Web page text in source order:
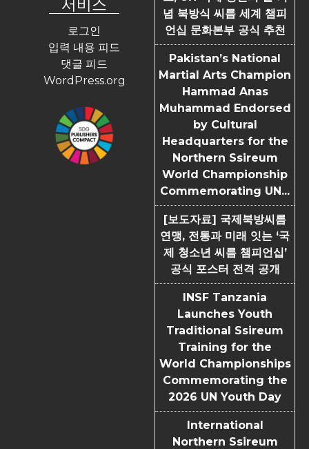
로그인
입력 내용 피드
댓글 피드
WordPress.org
념 북방식 씨름 세계 챔피
언십 문화본부 공식 추천
Pakistan’s National
Martial Arts Champion
Hammad Anas
Muhammad Endorsed
by Cultural
Headquarters for the
Northern Ssireum
World Championship
Commemorating UN...
[보도자료] 국제북방씨름
연맹, 전통과 미래 잇는 ‘국
제 청소년 씨름 챔피언십’
공식 포스터 전격 공개
INSF Tanzania
Launches Youth
Traditional Ssireum
Training for the
World Championships
Commemorating the
2026 UN Youth Day
International
Northern Ssireum